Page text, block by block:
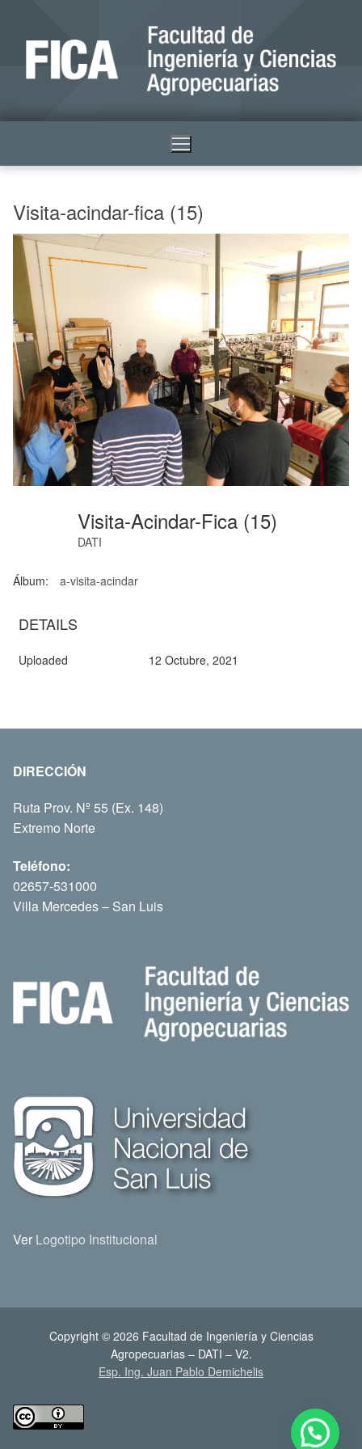
Visita-acindar-fica (15)
Visita-Acindar-Fica (15)
DATI
Álbum: a-visita-acindar
DETAILS
Uploaded 12 Octubre, 2021
DIRECCIÓN
Ruta Prov. Nº 55 (Ex. 148)
Extremo Norte
Teléfono:
02657-531000
Villa Mercedes – San Luis
Ver Logotipo Institucional
Copyright © 2026 Facultad de Ingeniería y Ciencias
Agropecuarias – DATI – V2.
Esp. Ing. Juan Pablo Demichelis